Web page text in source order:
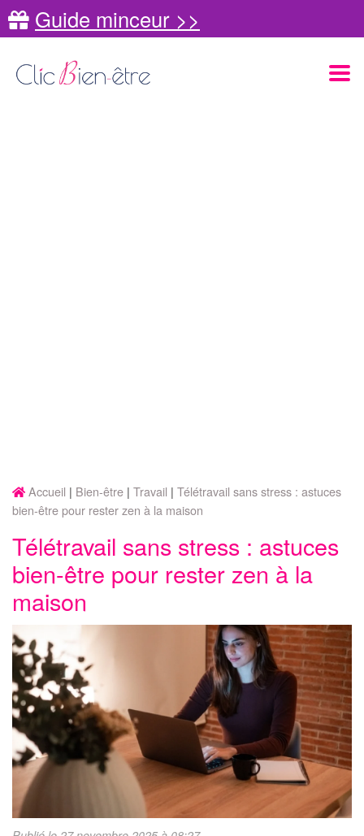
Guide minceur >>
Accueil Bien-être Travail
Télétravail sans stress : astuces
bien-être pour rester zen à la maison
Télétravail sans stress : astuces
bien-être pour rester zen à la
maison